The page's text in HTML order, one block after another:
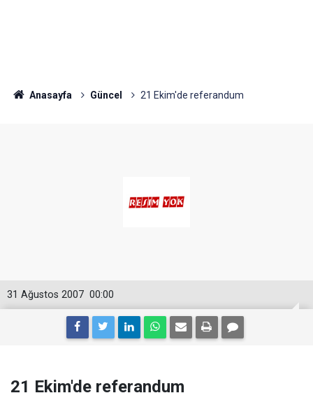
Anasayfa Güncel 21 Ekim'de referandum
00:00
31 Ağustos 2007
21 Ekim'de referandum